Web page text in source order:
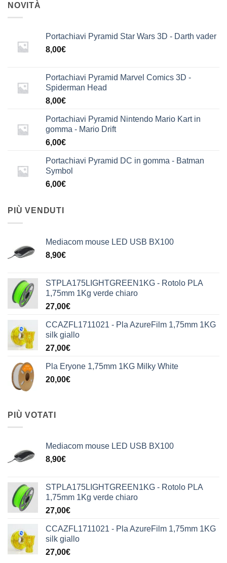
NOVITÀ
Portachiavi Pyramid Star Wars 3D - Darth vader
8,00€
Portachiavi Pyramid Marvel Comics 3D -
Spiderman Head
8,00€
Portachiavi Pyramid Nintendo Mario Kart in
gomma - Mario Drift
6,00€
Portachiavi Pyramid DC in gomma - Batman
Symbol
6,00€
PIÙ VENDUTI
Mediacom mouse LED USB BX100
8,90€
STPLA175LIGHTGREEN1KG - Rotolo PLA
1,75mm 1Kg verde chiaro
27,00€
CCAZFL1711021 - Pla AzureFilm 1,75mm 1KG
silk giallo
27,00€
Pla Eryone 1,75mm 1KG Milky White
20,00€
PIÙ VOTATI
Mediacom mouse LED USB BX100
8,90€
STPLA175LIGHTGREEN1KG - Rotolo PLA
1,75mm 1Kg verde chiaro
27,00€
CCAZFL1711021 - Pla AzureFilm 1,75mm 1KG
silk giallo
27,00€